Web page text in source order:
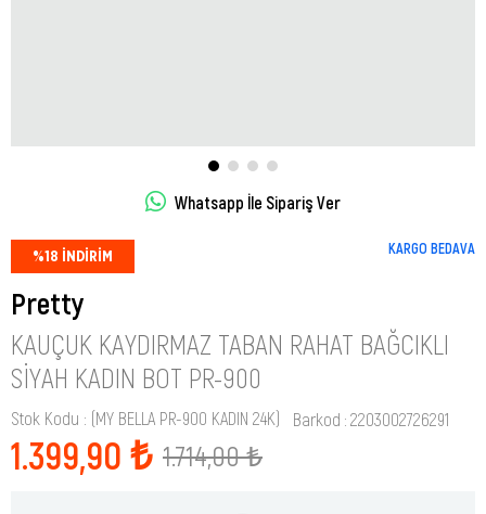
Whatsapp İle Sipariş Ver
%18 İNDIRIM KARGO BEDAVA
Pretty
KAUÇUK KAYDIRMAZ TABAN RAHAT BAĞCIKLI
SIYAH KADIN BOT PR-900
Stok Kodu (MY BELLA PR-900 KADIN 24K) Barkod : 2203002726291
1.714,00 ₺
1.399,90 ₺